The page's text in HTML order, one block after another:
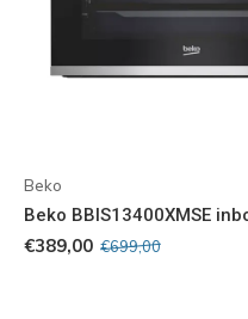
Beko
Beko BBIS13400XMSE
€389,00 €699,00